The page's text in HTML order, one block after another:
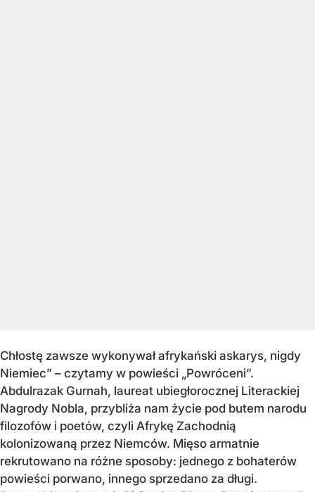
Chłostę zawsze wykonywał afrykański askarys, nigdy
Niemiec” – czytamy w powieści „Powróceni”.
Abdulrazak Gurnah, laureat ubiegłorocznej Literackiej
Nagrody Nobla, przybliża nam życie pod butem narodu
filozofów i poetów, czyli Afrykę Zachodnią
kolonizowaną przez Niemców. Mięso armatnie
rekrutowano na różne sposoby: jednego z bohaterów
powieści porwano, innego sprzedano za długi.